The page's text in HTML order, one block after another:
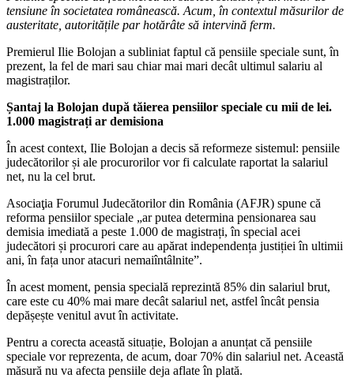
tensiune în societatea românească. Acum, în contextul măsurilor de
austeritate, autoritățile par hotărâte să intervină ferm.
Premierul Ilie Bolojan a subliniat faptul că pensiile speciale sunt, în
prezent, la fel de mari sau chiar mai mari decât ultimul salariu al
magistraților.
Șantaj la Bolojan după tăierea pensiilor speciale cu mii de lei.
1.000 magistrați ar demisiona
În acest context, Ilie Bolojan a decis să reformeze sistemul: pensiile
judecătorilor și ale procurorilor vor fi calculate raportat la salariul
net, nu la cel brut.
Asociaţia Forumul Judecătorilor din România (AFJR) spune că
reforma pensiilor speciale „ar putea determina pensionarea sau
demisia imediată a peste 1.000 de magistrați, în special acei
judecători și procurori care au apărat independența justiției în ultimii
ani, în fața unor atacuri nemaiîntâlnite”.
În acest moment, pensia specială reprezintă 85% din salariul brut,
care este cu 40% mai mare decât salariul net, astfel încât pensia
depășește venitul avut în activitate.
Pentru a corecta această situație, Bolojan a anunțat că pensiile
speciale vor reprezenta, de acum, doar 70% din salariul net. Această
măsură nu va afecta pensiile deja aflate în plată.